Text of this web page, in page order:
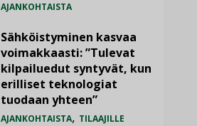
AJANKOHTAISTA
Sähköistyminen kasvaa
voimakkaasti: ”Tulevat
kilpailuedut syntyvät, kun
erilliset teknologiat
tuodaan yhteen”
AJANKOHTAISTA, TILAAJILLE